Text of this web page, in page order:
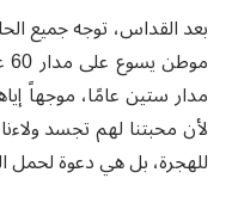
بعد القداس، توجه جميع
مدار ستين عامًا، موجهاً
لأن محبتنا لهم تجسد
للهجرة، بل هي دعوة